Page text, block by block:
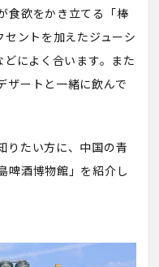
食欲をかき立てる「棒
ントを加えたジューシ
によく合います。また
ザートと一緒に飲んで
りたい方に、中国の青
啤酒博物館」を紹介し